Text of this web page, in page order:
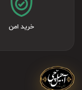
خرید امن